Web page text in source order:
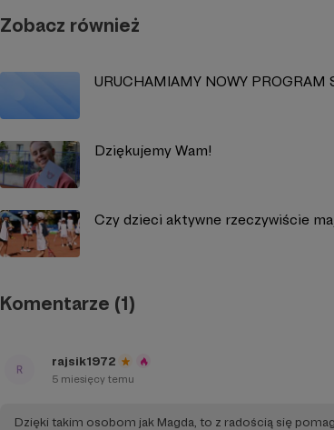
Zobacz również
URUCHAMIAMY NOWY PROGRAM
Dziękujemy Wam!
Czy dzieci aktywne rzeczywiście
Komentarze (1)
rajsik1972
5 miesięcy temu
Dzięki takim osobom jak Magda, to z radością się